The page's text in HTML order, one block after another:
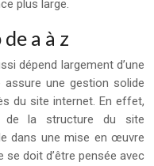
plus large.
a à z
dépend largement d’une
assure une gestion solide
du site internet. En effet,
de la structure du site
dans une mise en œuvre
doit d’être pensée avec